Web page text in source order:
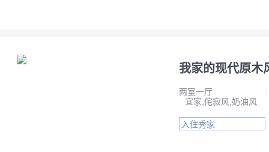
我家的现代原木
两室一厅
宜家,侘寂风,奶油风
入住秀家